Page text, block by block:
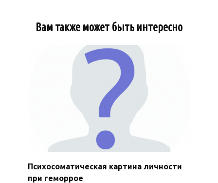
Вам также может быть интересно
Психосоматическая картина личности
при геморрое